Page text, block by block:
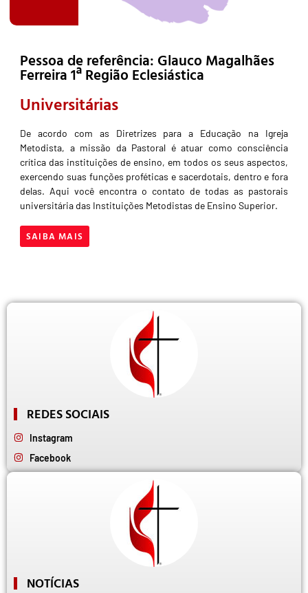
Pessoa de referência: Glauco Magalhães
Ferreira 1ª Região Eclesiástica
Universitárias
De acordo com as Diretrizes para a Educação na Igreja
Metodista, a missão da Pastoral é atuar como consciência
crítica das instituições de ensino, em todos os seus aspectos,
exercendo suas funções proféticas e sacerdotais, dentro e fora
delas. Aqui você encontra o contato de todas as pastorais
universitária das Instituições Metodistas de Ensino Superior.
SAIBA MAIS
REDES SOCIAIS
Instagram
Facebook
NOTÍCIAS